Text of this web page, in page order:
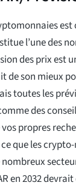
l’une des
des prix est
de son mieux
toutes les
des
propres
que les
en 2032